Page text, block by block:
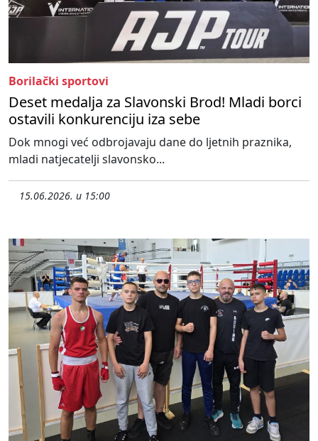
Borilački sportovi
Deset medalja za Slavonski Brod! Mladi borci
ostavili konkurenciju iza sebe
Dok mnogi već odbrojavaju dane do ljetnih praznika,
mladi natjecatelji slavonsko...
15.06.2026. u 15:00